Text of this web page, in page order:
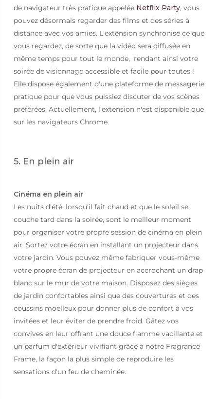
de navigateur très pratique appeléeNetflix Party, vous
pouvez désormais regarder des films et des séries à
distance avec vos amies. L'extension synchronise ce que
vous regardez, de sorte que la vidéo sera diffusée en
même temps pour tout le monde, rendant ainsi votre
soirée de visionnage accessible et facile pour toutes !
Elle dispose également d'une plateforme de messagerie
pratique pour que vous puissiez discuter de vos scènes
préférées. Actuellement, l'extension n'est disponible que
sur les navigateurs Chrome.
5. En plein air
Cinéma en plein air
Les nuits d'été, lorsqu'il fait chaud et que le soleil se
couche tard dans la soirée, sont le meilleur moment
pour organiser votre propre session de cinéma en plein
air. Sortez votre écran en installant un projecteur dans
votre jardin. Vous pouvez même fabriquer vous-même
votre propre écran de projecteur en accrochant un drap
blanc sur le mur de votre maison. Disposez des sièges
de jardin confortables ainsi que des couvertures et des
coussins moelleux pour donner plus de confort à vos
invitées et leur éviter de prendre froid. Gâtez vos
convives en leur offrant une douce flamme vacillante et
un parfum d'extérieur vivifiant grâce à notre Fragrance
Frame, la façon la plus simple de reproduire les
sensations d'un feu de cheminée.